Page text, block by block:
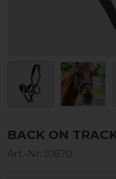
BACK ON
Art.-Nr: 10670